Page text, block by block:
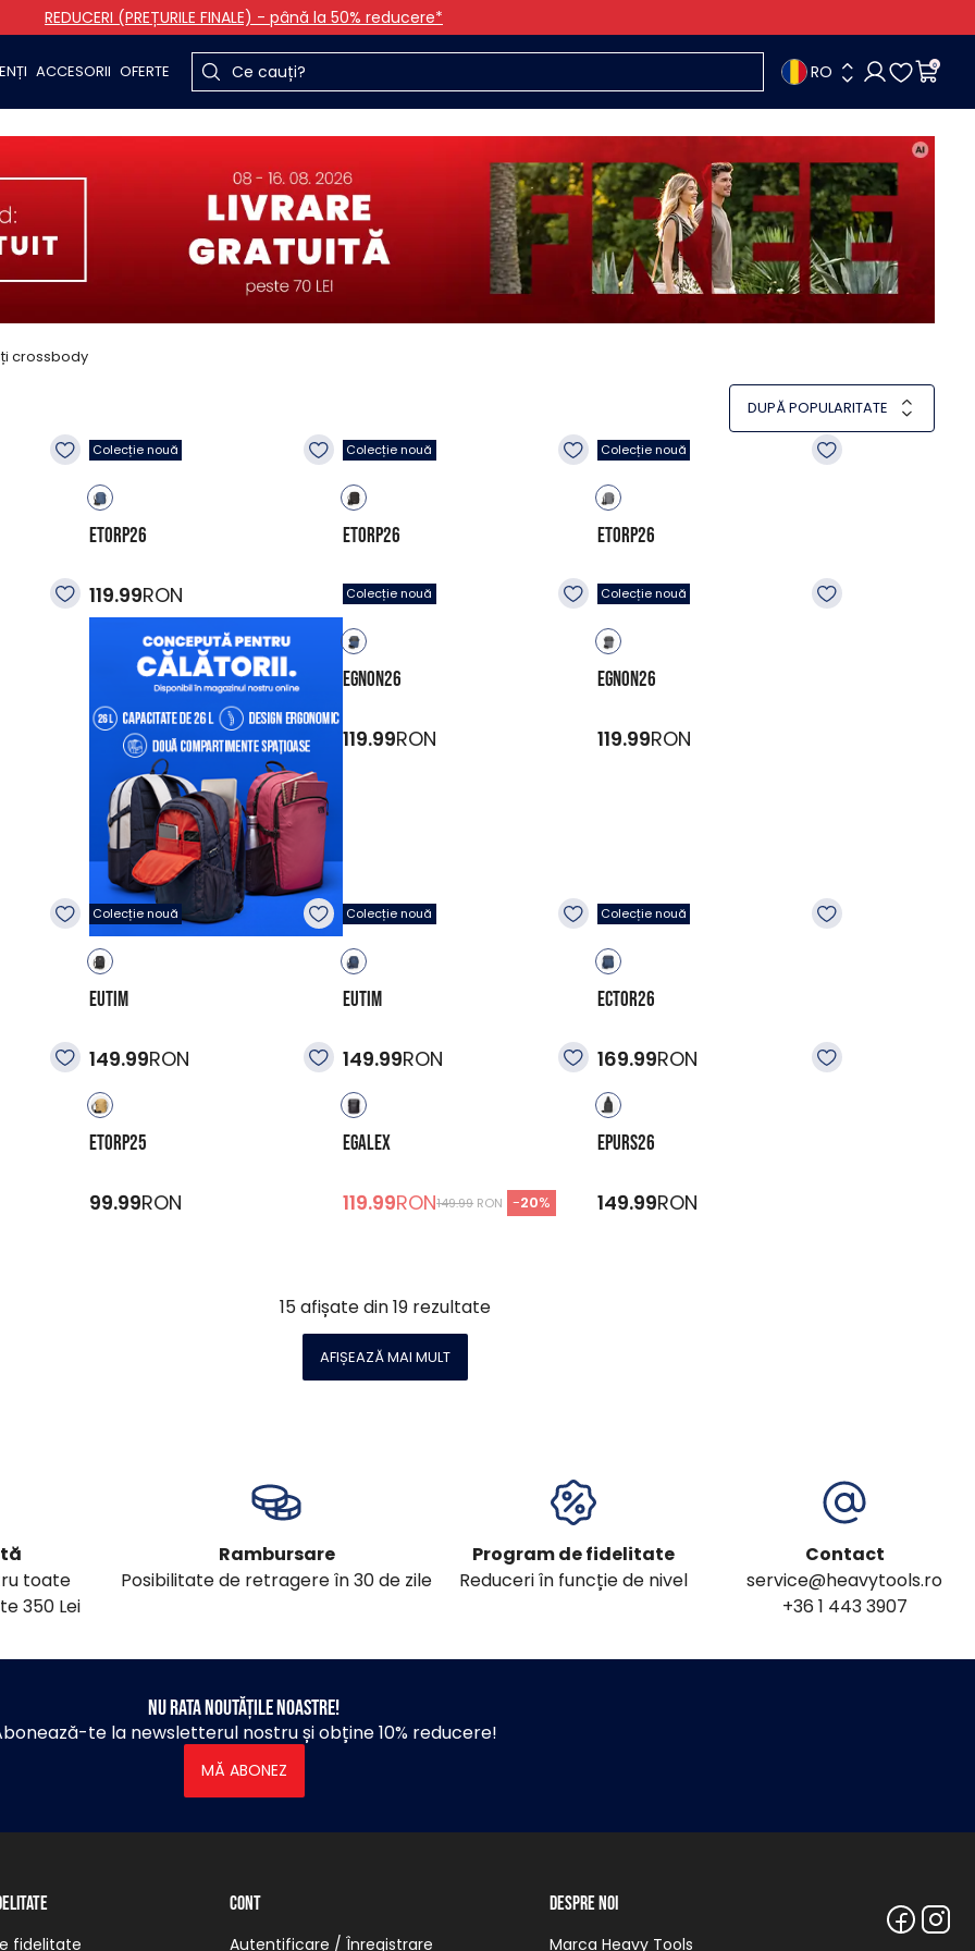
REDUCERI (PREȚURILE FINALE) - până la 50% reducere*
ACCESORII OFERTE RO 0
crossbody
DUPĂ POPULARITATE
Colecție nouă
ETORP26
119.99RON
Colecție nouă
ETORP26
119.99RON
Colecție nouă
ETORP26
119.99RON
Colecție nouă
EGNON26
119.99RON
Colecție nouă
EGNON26
119.99RON
Colecție nouă
EUTIM
149.99RON
Colecție nouă
EUTIM
149.99RON
Colecție nouă
ECTOR26
169.99RON
ETORP25
99.99RON
EGALEX
119.99RON149.99 RON -20%
EPURS26
149.99RON
15afișate din19rezultate
AFIȘEAZĂ MAI MULT
toate
350 Lei
Rambursare
Posibilitate de retragere în 30 de zile
Program de fidelitate
Reduceri în funcție de nivel
Contact
service@heavytools.ro
+36 1 443 3907
Nu rata noutățile noastre!
te la newsletterul nostru și obține 10% reducere!
MĂ ABONEZ
fidelitate
Cont
Autentificare / Înregistrare
Despre noi
Marca Heavy Tools